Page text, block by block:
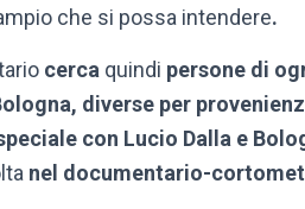
che si possa intendere.
cerca quindi persone di
diverse per
con Lucio Dalla e
nel documentario-